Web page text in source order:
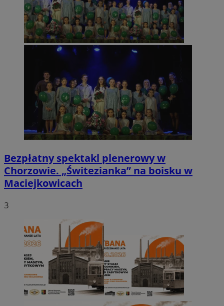
Bezpłatny spektakl plenerowy w
Chorzowie. „Świtezianka” na boisku w
Maciejkowicach
3